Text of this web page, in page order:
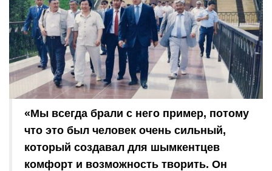
«Мы всегда брали с него пример, потому
что это был человек очень сильный,
который создавал для шымкентцев
комфорт и возможность творить. Он